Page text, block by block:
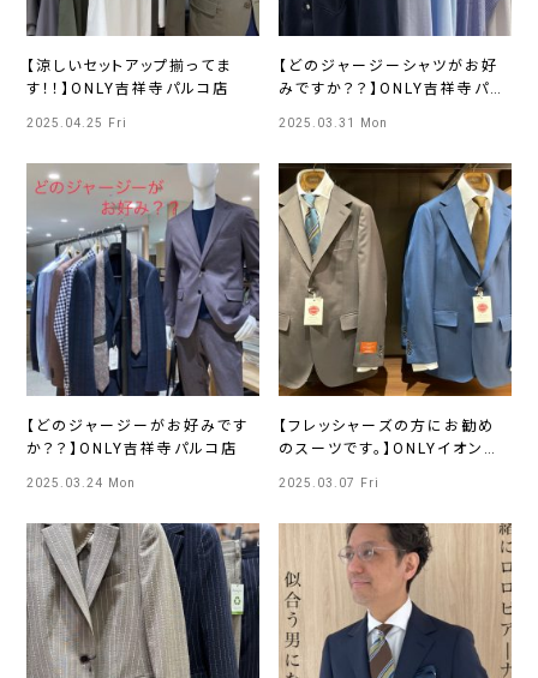
【涼しいセットアップ揃ってま
す！！】ONLY吉祥寺パルコ店
2025.04.25 Fri
【どのジャージーシャツがお好
みですか？？】ONLY吉祥寺パル
2025.03.31 Mon
【どのジャージーがお好みです
か？？】ONLY吉祥寺パルコ店
2025.03.24 Mon
【フレッシャーズの方にお勧め
のスーツです。】ONLYイオンモ
2025.03.07 Fri